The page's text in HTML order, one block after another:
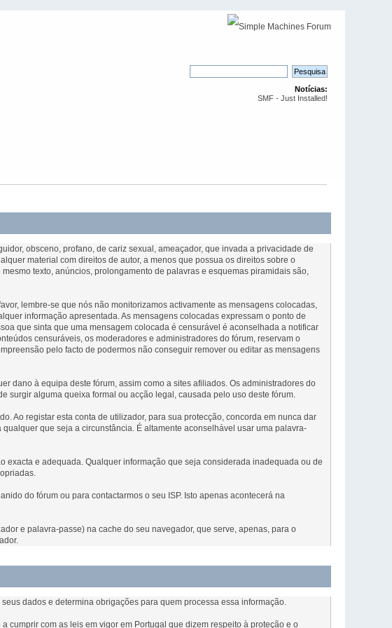
Notícias:
SMF - Just Installed!
obsceno, profano, de cariz sexual, ameaçador, que invada a privacidade de
material com direitos de autor, a menos que possua os direitos sobre o
texto, anúncios, prolongamento de palavras e esquemas piramidais são,
lembre-se que nós não monitorizamos activamente as mensagens colocadas,
informação apresentada. As mensagens colocadas expressam o ponto de
que sinta que uma mensagem colocada é censurável é aconselhada a notificar
censuráveis, os moderadores e administradores do fórum, reservam o
pelo facto de podermos não conseguir remover ou editar as mensagens
dano à equipa deste fórum, assim como a sites afiliados. Os administradores do
surgir alguma queixa formal ou acção legal, causada pelo uso deste fórum.
Ao registar esta conta de utilizador, para sua protecção, concorda em nunca dar
que seja a circunstância. É altamente aconselhável usar uma palavra-
exacta e adequada. Qualquer informação que seja considerada inadequada ou de
do fórum ou para contactarmos o seu ISP. Isto apenas acontecerá na
e palavra-passe) na cache do seu navegador, que serve, apenas, para o
dados e determina obrigações para quem processa essa informação.
cumprir com as leis em vigor em Portugal que dizem respeito à proteção e o